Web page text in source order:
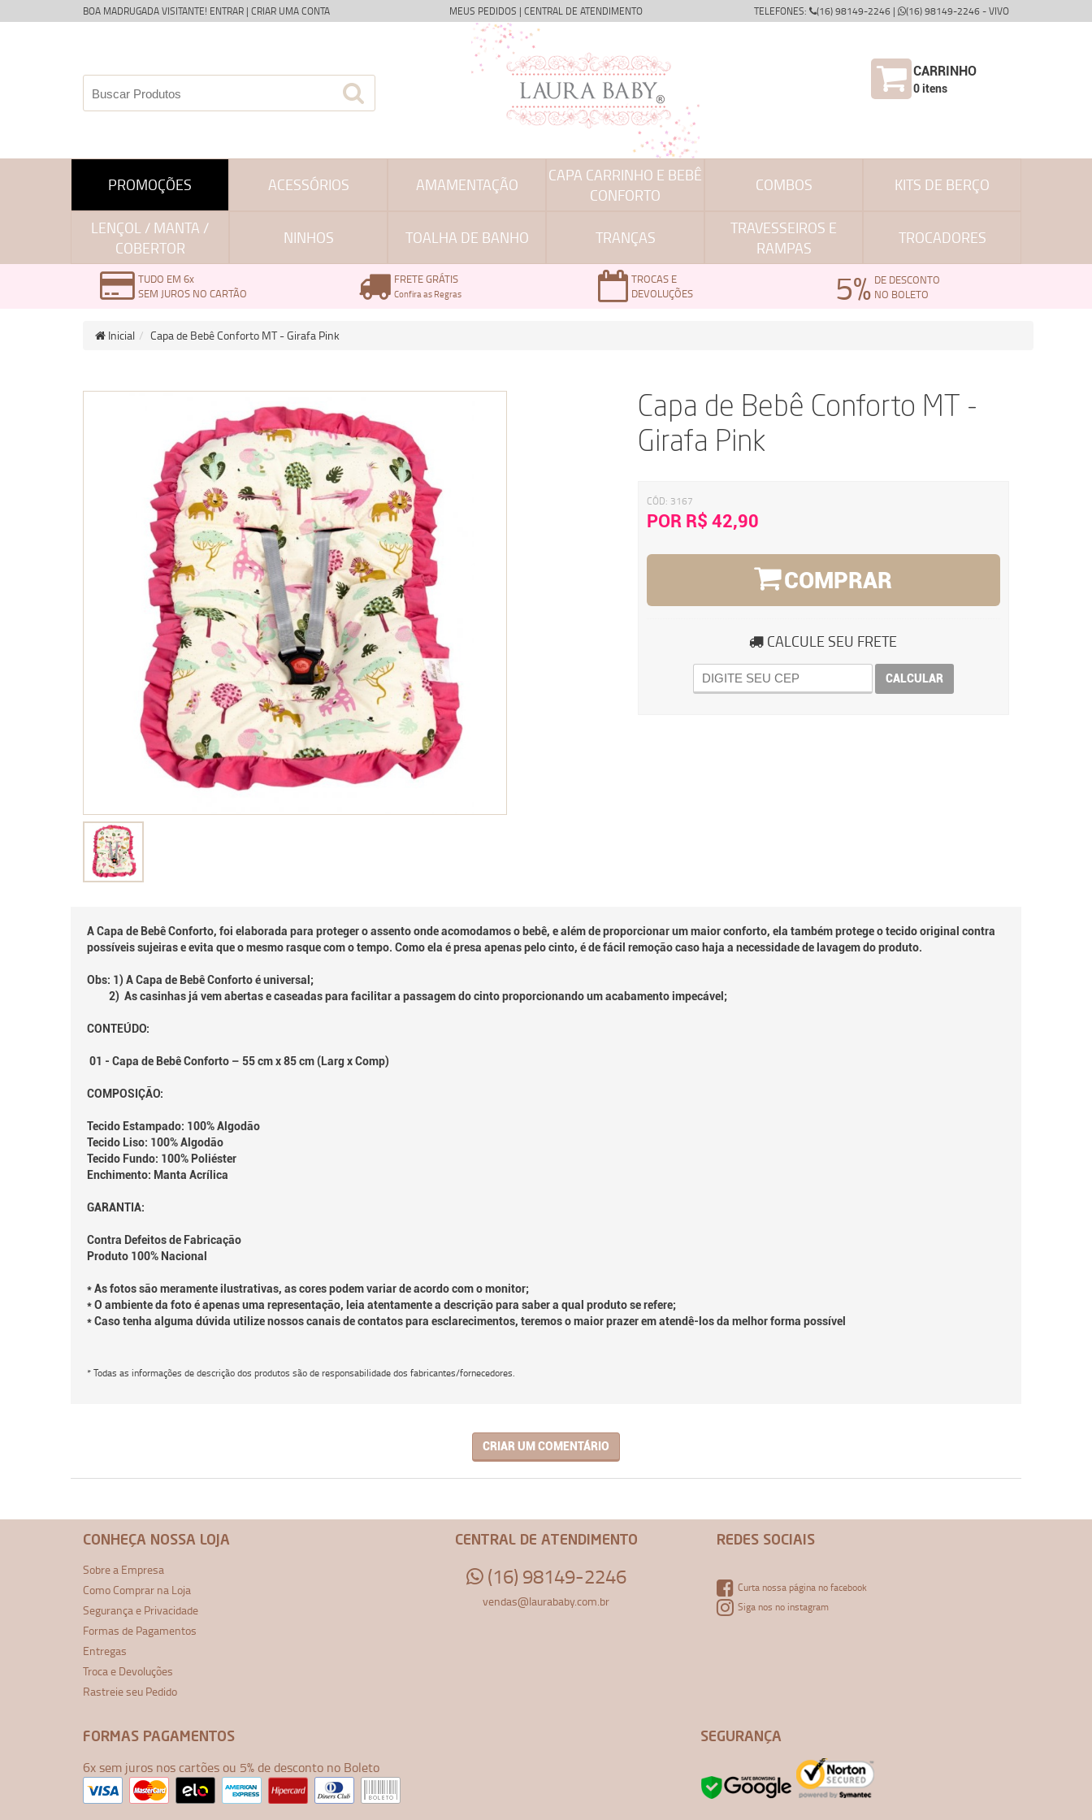
BOA MADRUGADA VISITANTE! ENTRAR | CRIAR UMA CONTA MEUS PEDIDOS | CENTRAL DE ATENDIMENTO TELEFONES: (16) 98149-2246 | (16) 98149-2246 - VIVO
CARRINHO
0itens
PROMOÇÕES ACESSÓRIOS AMAMENTAÇÃO
CAPA CARRINHO E BEBÊ
CONFORTO
COMBOS KITS DE BERÇO
LENÇOL / MANTA /
COBERTOR
NINHOS TOALHA DE BANHO TRANÇAS
TRAVESSEIROS E
RAMPAS
TROCADORES
TUDO EM 6x
SEM JUROS NO CARTÃO
FRETE GRÁTIS
Confira as Regras
TROCAS E
DEVOLUÇÕES
5% DE DESCONTO
NO BOLETO
Inicial Capa de Bebê Conforto MT - Girafa Pink
Capa de Bebê Conforto MT -
Girafa Pink
CÓD: 3167
POR R$ 42,90
COMPRAR
CALCULE SEU FRETE
CALCULAR
A Capa de Bebê Conforto, foi elaborada para proteger o assento onde acomodamos o bebê, e além de proporcionar um maior conforto, ela também protege o tecido original contra
possíveis sujeiras e evita que o mesmo rasque com o tempo. Como ela é presa apenas pelo cinto, é de fácil remoção caso haja a necessidade de lavagem do produto.
Obs: 1) A Capa de Bebê Conforto é universal;
2) As casinhas já vem abertas e caseadas para facilitar a passagem do cinto proporcionando um acabamento impecável;
CONTEÚDO:
01 - Capa de Bebê Conforto – 55 cm x 85 cm (Larg x Comp)
COMPOSIÇÃO:
Tecido Estampado: 100% Algodão
Tecido Liso: 100% Algodão
Tecido Fundo: 100% Poliéster
Enchimento: Manta Acrílica
GARANTIA:
Contra Defeitos de Fabricação
Produto 100% Nacional
* As fotos são meramente ilustrativas, as cores podem variar de acordo com o monitor;
* O ambiente da foto é apenas uma representação, leia atentamente a descrição para saber a qual produto se refere;
* Caso tenha alguma dúvida utilize nossos canais de contatos para esclarecimentos, teremos o maior prazer em atendê-los da melhor forma possível
* Todas as informações de descrição dos produtos são de responsabilidade dos fabricantes/fornecedores.
CRIAR UM COMENTÁRIO
CONHEÇA NOSSA LOJA
Sobre a Empresa
Como Comprar na Loja
Segurança e Privacidade
Formas de Pagamentos
Entregas
Troca e Devoluções
Rastreie seu Pedido
CENTRAL DE ATENDIMENTO
(16) 98149-2246
vendas@laurababy.com.br
REDES SOCIAIS
Curta nossa página no facebook
Siga nos no instagram
FORMAS PAGAMENTOS
6x sem juros nos cartões ou 5% de desconto no Boleto
SEGURANÇA